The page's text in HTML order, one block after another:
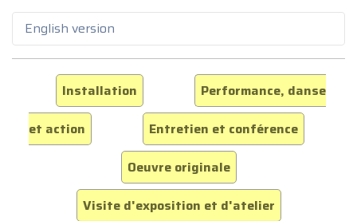
English version
Installation
Performance, danse
et action
Entretien et conférence
Oeuvre originale
Visite d'exposition et d'atelier